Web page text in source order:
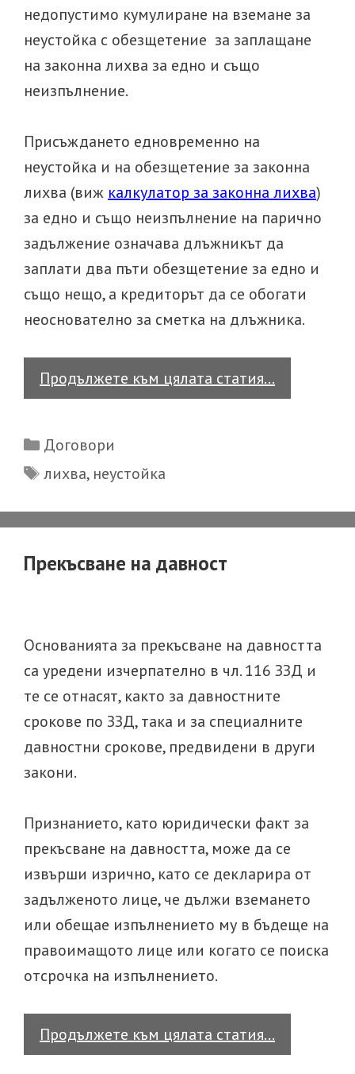
недопустимо кумулиране на вземане за
неустойка с обезщетение за заплащане
на законна лихва за едно и също
неизпълнение.
Присъждането едновременно на
неустойка и на обезщетение за законна
лихва (виж калкулатор за законна лихва)
за едно и също неизпълнение на парично
задължение означава длъжникът да
заплати два пъти обезщетение за едно и
също нещо, а кредиторът да се обогати
неоснователно за сметка на длъжника.
Продължете към цялата статия…
и
Categories
Договори
Tags
лихва, неустойка
Прекъсване на давност
Основанията за прекъсване на давността
са уредени изчерпателно в чл. 116 ЗЗД и
те се отнасят, както за давностните
срокове по ЗЗД, така и за специалните
давностни срокове, предвидени в други
закони.
Признанието, като юридически факт за
прекъсване на давността, може да се
извърши изрично, като се декларира от
задълженото лице, че дължи вземането
или обещае изпълнението му в бъдеще на
правоимащото лице или когато се поиска
отсрочка на изпълнението.
Продължете към цялата статия…
на